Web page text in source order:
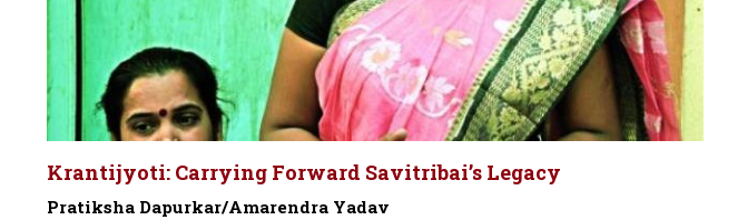
Krantijyoti: Carrying Forward Savitribai’s Legacy
Pratiksha Dapurkar/Amarendra Yadav